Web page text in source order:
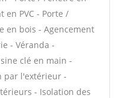
en PVC - Porte /
en bois - Agencement
- Véranda -
clé en main -
par l'extérieur -
- Isolation des